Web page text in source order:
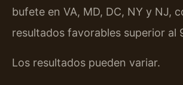
bufete en VA, MD, DC, NY y NJ,
resultados favorables superior al
Los resultados pueden variar.